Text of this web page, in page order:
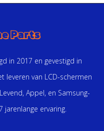
in 2017 en gevestigd in
leveren van LCD-schermen
Appel, en Samsung-
ervaring.